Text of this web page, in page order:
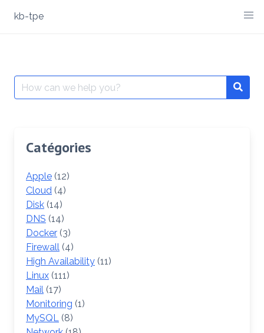
kb-tpe
Search
for:
Catégories
Apple (12)
Cloud (4)
Disk (14)
DNS (14)
Docker (3)
Firewall (4)
High Availability (11)
Linux (111)
Mail (17)
Monitoring (1)
MySQL (8)